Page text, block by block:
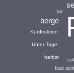
berge
Kurdirektion
fdr
Unter Tage
herbst
bad ischl